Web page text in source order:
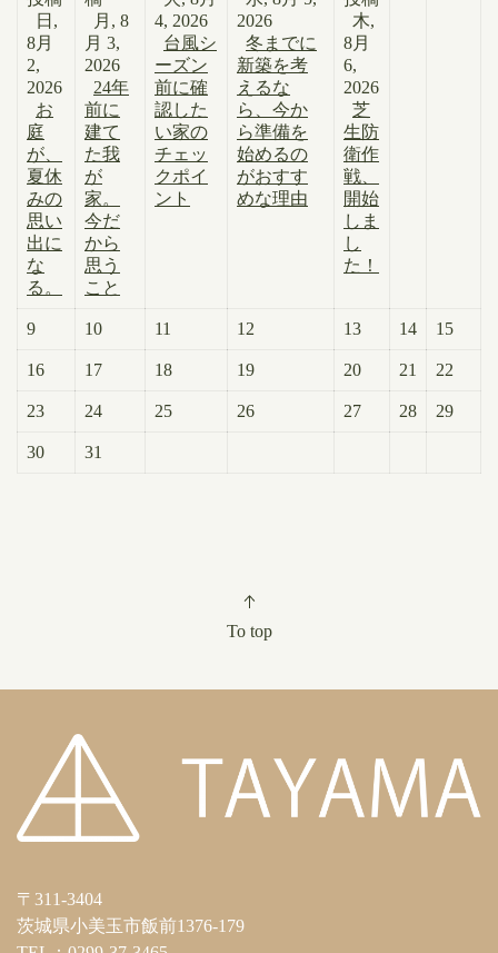
日,
8月
2,
2026
お
庭
が、
夏休
みの
思い
出に
な
る。
月, 8
月 3,
2026
24年
前に
建て
た我
が
家。
今だ
から
思う
こと
4, 2026
台風シ
ーズン
前に確
認した
い家の
チェッ
クポイ
ント
2026
冬までに
新築を考
えるな
ら、今か
ら準備を
始めるの
がおすす
めな理由
木,
8月
6,
2026
芝
生防
衛作
戦、
開始
しま
し
た！
9 10 11 12 13 14 15
16 17 18 19 20 21 22
23 24 25 26 27 28 29
30 31
To top
〒311-3404
茨城県小美玉市飯前1376-179